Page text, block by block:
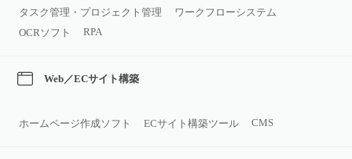
タスク管理・プロジェクト管理
ワークフローシステム
OCRソフト
RPA
Web／ECサイト構築
ホームページ作成ソフト ECサイト構築ツール CMS